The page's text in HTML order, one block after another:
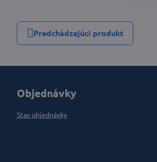
Predchádzajúci produkt
Objednávky
Stav objednávky